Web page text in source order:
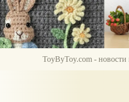
ToyByToy.com -